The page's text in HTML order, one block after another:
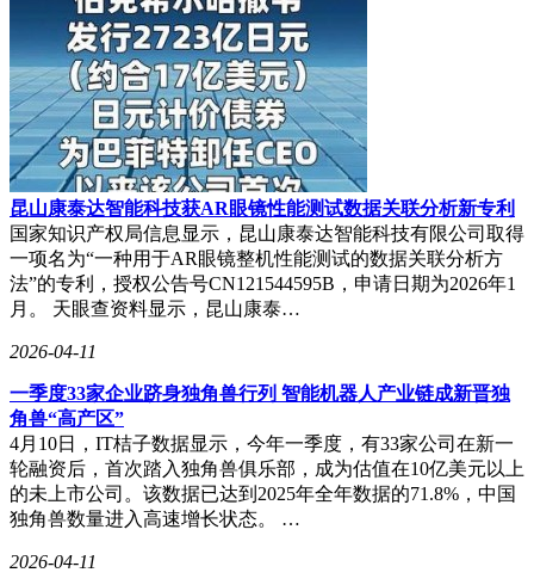
昆山康泰达智能科技获AR眼镜性能测试数据关联分析新专利
国家知识产权局信息显示，昆山康泰达智能科技有限公司取得
一项名为“一种用于AR眼镜整机性能测试的数据关联分析方
法”的专利，授权公告号CN121544595B，申请日期为2026年1
月。 天眼查资料显示，昆山康泰…
2026-04-11
一季度33家企业跻身独角兽行列 智能机器人产业链成新晋独
角兽“高产区”
4月10日，IT桔子数据显示，今年一季度，有33家公司在新一
轮融资后，首次踏入独角兽俱乐部，成为估值在10亿美元以上
的未上市公司。该数据已达到2025年全年数据的71.8%，中国
独角兽数量进入高速增长状态。 …
2026-04-11